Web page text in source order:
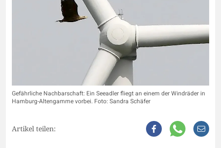
Gefährliche Nachbarschaft: Ein Seeadler fliegt an einem der Windräder in
Hamburg-Altengamme vorbei. Foto: Sandra Schäfer
Artikel teilen: